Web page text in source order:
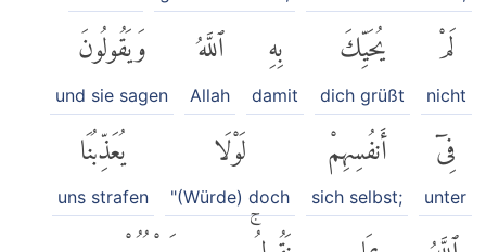
لَمْ
nicht
يُحَيِّكَ
dich grüßt
بِهِ
damit
ٱللَّهُ
Allah
وَيَقُولُونَ
und sie sagen
فِىٓ
unter
أَنفُسِهِمْ
sich selbst;
لَوْلَا
"(Würde) doch
يُعَذِّبُنَا
uns strafen